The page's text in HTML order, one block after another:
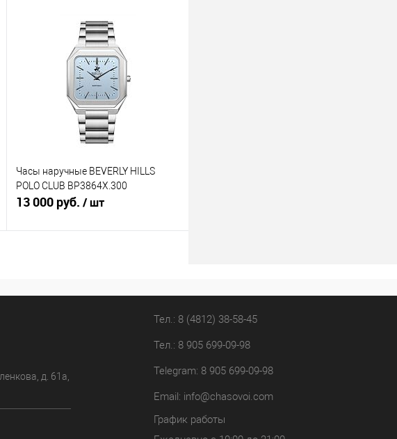
В корзину
Купить в 1 клик
К сравнению
В избранное
В наличии
Часы наручные BEVERLY HILLS
POLO CLUB BP3864X.300
13 000 руб. / шт
Купить в 1 клик
К сравнению
В наличии
д. 61а,
Тел.: 8 (4812) 38-58-45
Тел.: 8 905 699-09-98
Telegram: 8 905 699-09-98
Email: info@chasovoi.com
График работы